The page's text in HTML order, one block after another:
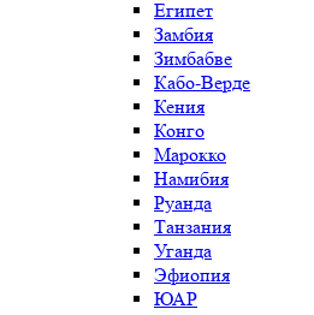
Египет
Замбия
Зимбабве
Кабо-Верде
Кения
Конго
Марокко
Намибия
Руанда
Танзания
Уганда
Эфиопия
ЮАР